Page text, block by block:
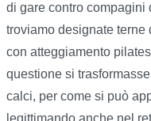
di gare contro
troviamo designate
con atteggiamento
questione si
calci, per come si può